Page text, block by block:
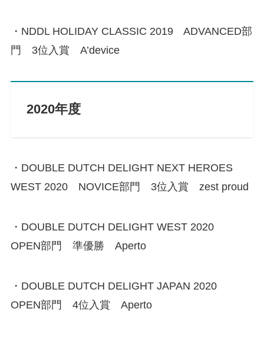
・NDDL HOLIDAY CLASSIC 2019 ADVANCED部
門 3位入賞 A’device
2020年度
・DOUBLE DUTCH DELIGHT NEXT HEROES
WEST 2020 NOVICE部門 3位入賞 zest proud
・DOUBLE DUTCH DELIGHT WEST 2020
OPEN部門 準優勝 Aperto
・DOUBLE DUTCH DELIGHT JAPAN 2020
OPEN部門 4位入賞 Aperto